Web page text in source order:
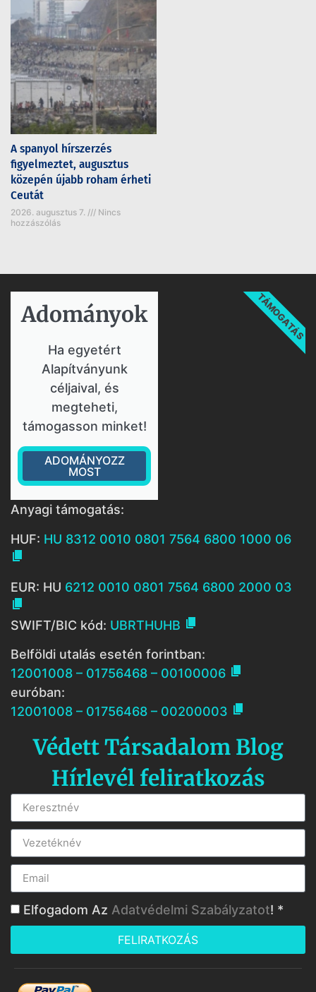
A spanyol hírszerzés
figyelmeztet, augusztus
közepén újabb roham érheti
Ceutát
2026. augusztus 7.
Nincs
hozzászólás
Adományok​
Ha egyetért
Alapítványunk
céljaival, és
megteheti,
támogasson minket!
ADOMÁNYOZZ
MOST
TÁMOGATÁS
Anyagi támogatás:
HUF: HU 8312 0010 0801 7564 6800 1000 06

EUR: HU 6212 0010 0801 7564 6800 2000 03

SWIFT/BIC kód: UBRTHUHB 
Belföldi utalás esetén forintban:
12001008 – 01756468 – 00100006 
euróban:
12001008 – 01756468 – 00200003 
Védett Társadalom Blog
Hírlevél feliratkozás
Elfogadom Az Adatvédelmi Szabályzatot! *
FELIRATKOZÁS